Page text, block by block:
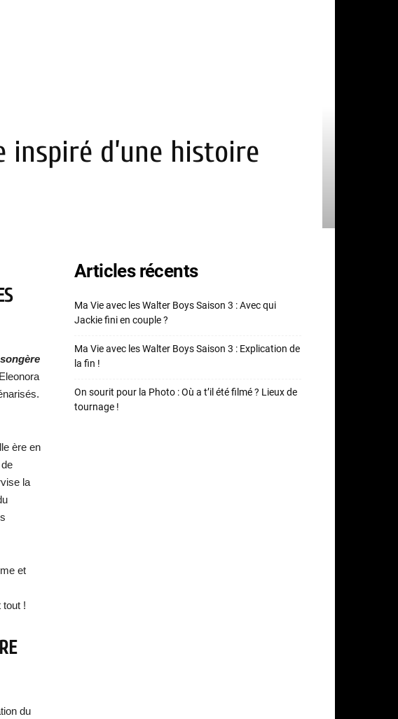
inspiré d’une histoire
ère en
la
et
tout !
du
Articles récents
Ma Vie avec les Walter Boys Saison 3 : Avec qui
Jackie fini en couple ?
Ma Vie avec les Walter Boys Saison 3 : Explication de
la fin !
On sourit pour la Photo : Où a t’il été filmé ? Lieux de
tournage !